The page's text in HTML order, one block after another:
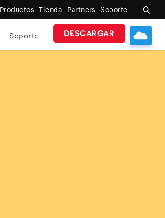
Productos Tienda Partners Soporte
DESCARGAR
Soporte